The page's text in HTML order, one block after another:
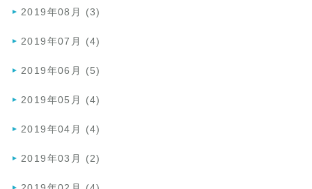
2019年08月 (3)
2019年07月 (4)
2019年06月 (5)
2019年05月 (4)
2019年04月 (4)
2019年03月 (2)